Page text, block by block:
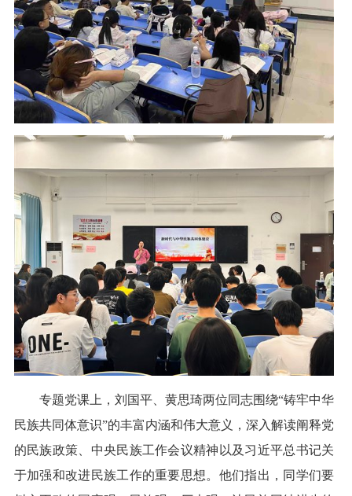
专题党课上，刘国平、黄思琦两位同志围绕“铸牢中华
民族共同体意识”的丰富内涵和伟大意义，深入解读阐释党
的民族政策、中央民族工作会议精神以及习近平总书记关
于加强和改进民族工作的重要思想。他们指出，同学们要